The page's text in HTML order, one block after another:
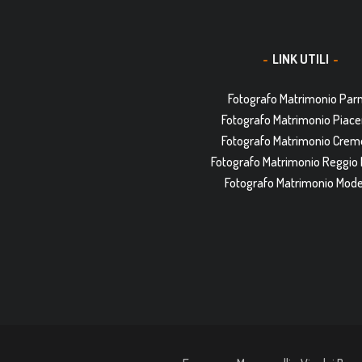
LINK UTILI
Fotografo Matrimonio
Fotografo Matrimonio
Fotografo Matrimonio
Fotografo Matrimonio Reggio
Fotografo Matrimonio